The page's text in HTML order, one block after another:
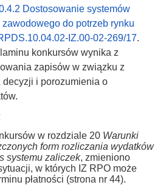
Dostosowanie systemów
zawodowego do potrzeb rynku
IZ.00-02-269/17.
konkursów wynika z
zapisów w związku z
decyzji i porozumienia o
w rozdziale 20 Warunki
form rozliczania wydatków
systemu zaliczek, zmieniono
w których IZ RPO może
płatności (strona nr 44).